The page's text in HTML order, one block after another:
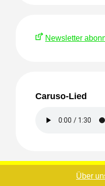
Newsletter
Caruso-Lied
Über